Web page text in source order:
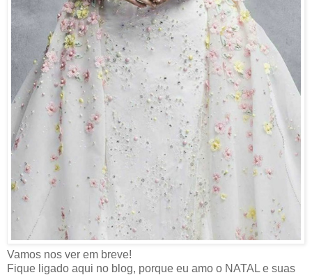
Vamos nos ver em breve!
Fique ligado aqui no blog, porque eu amo o NATAL e suas